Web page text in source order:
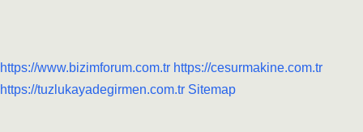
https://www.bizimforum.com.tr https://cesurmakine.com.tr
https://tuzlukayadegirmen.com.tr Sitemap